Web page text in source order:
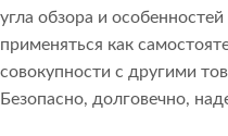
угла обзора и
применяться как
совокупности с другими
Безопасно, долговечно,